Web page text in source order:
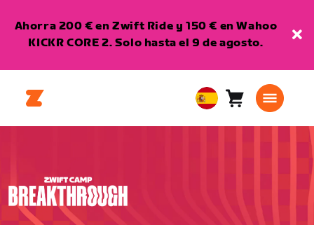
Ahorra 200 € en Zwift Ride y 150 € en Wahoo
KICKR CORE 2. Solo hasta el 9 de agosto.
European
Union
Carro0